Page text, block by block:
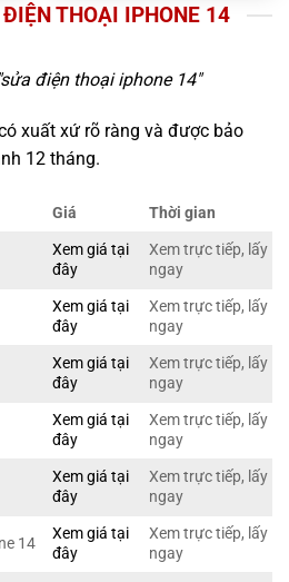
THOẠI IPHONE 14
sửa điện thoại iphone 14"
xuất xứ rõ ràng và được bảo
12 tháng.
Giá Thời gian
Xem giá tại
đây
Xem trực tiếp, lấy
ngay
Xem giá tại
đây
Xem trực tiếp, lấy
ngay
Xem giá tại
đây
Xem trực tiếp, lấy
ngay
Xem giá tại
đây
Xem trực tiếp, lấy
ngay
Xem giá tại
đây
Xem trực tiếp, lấy
ngay
14
Xem giá tại
đây
Xem trực tiếp, lấy
ngay